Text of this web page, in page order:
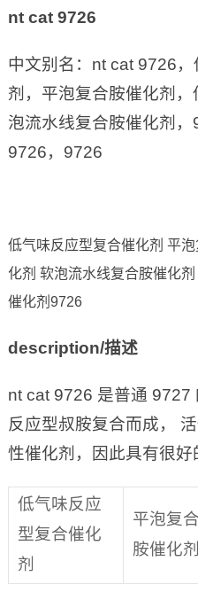
nt cat 9726
中文别名：nt cat 9726
剂，平泡复合胺催化剂
泡流水线复合胺催化剂
9726，9726
低气味反应型复合催化剂 平
化剂 软泡流水线复合胺催化
催化剂9726
description/描述
nt cat 9726 是普通 9727
反应型叔胺复合而成，
性催化剂，因此具有很好
低气味反应
型复合催化
剂
平泡复合
胺催化剂